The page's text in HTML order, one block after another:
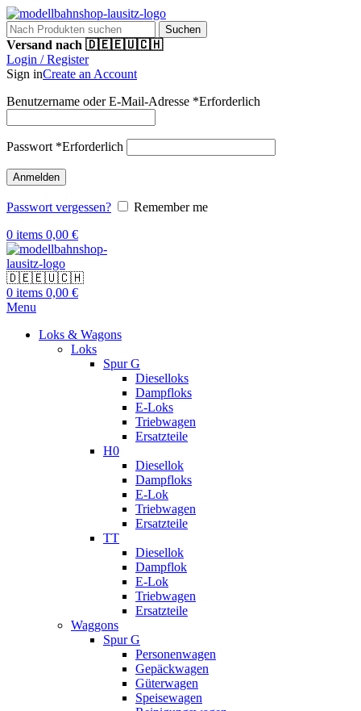
Suchen
Versand nach 🇩🇪🇪🇺🇨🇭
Login / Register
Sign inCreate an Account
Benutzername oder E-Mail-Adresse *Erforderlich
Passwort *Erforderlich
Anmelden
Passwort vergessen?
Remember me
0 items 0,00 €
🇩🇪🇪🇺🇨🇭
0 items 0,00 €
Menu
Loks & Wagons
Loks
Spur G
Dieselloks
Dampfloks
E-Loks
Triebwagen
Ersatzteile
H0
Diesellok
Dampfloks
E-Lok
Triebwagen
Ersatzteile
TT
Diesellok
Dampflok
E-Lok
Triebwagen
Ersatzteile
Waggons
Spur G
Personenwagen
Gepäckwagen
Güterwagen
Speisewagen